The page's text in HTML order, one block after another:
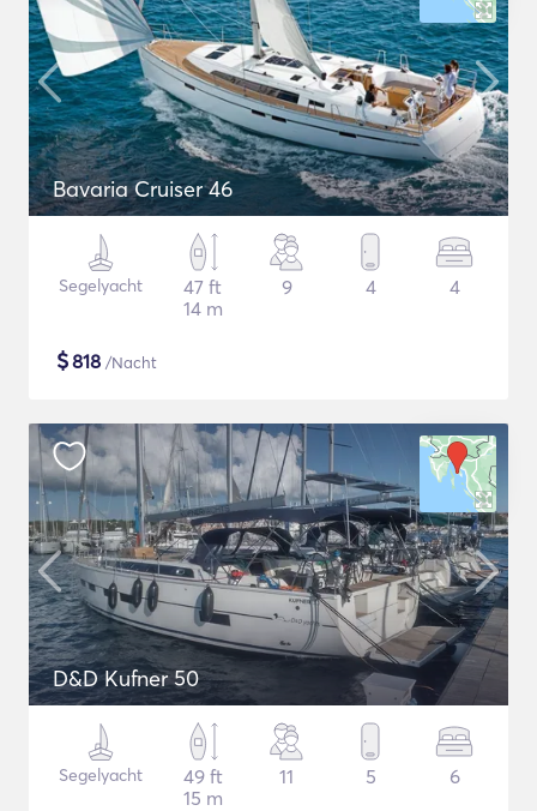
Bavaria Cruiser 46
Segelyacht
47 ft
14 m
9 4 4
$818 /Nacht
D&D Kufner 50
Segelyacht
49 ft
15 m
11 5 6